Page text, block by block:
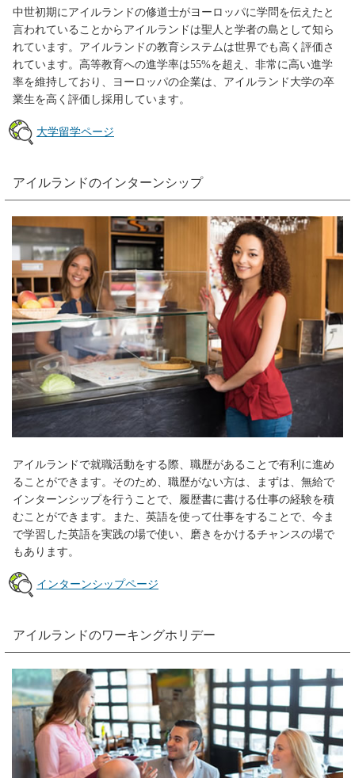
中世初期にアイルランドの修道士がヨーロッパに学問を伝えたと
言われていることからアイルランドは聖人と学者の島として知ら
れています。アイルランドの教育システムは世界でも高く評価さ
れています。高等教育への進学率は55%を超え、非常に高い進学
率を維持しており、ヨーロッパの企業は、アイルランド大学の卒
業生を高く評価し採用しています。
大学留学ページ
アイルランドのインターンシップ
アイルランドで就職活動をする際、職歴があることで有利に進め
ることができます。そのため、職歴がない方は、まずは、無給で
インターンシップを行うことで、履歴書に書ける仕事の経験を積
むことができます。また、英語を使って仕事をすることで、今ま
で学習した英語を実践の場で使い、磨きをかけるチャンスの場で
もあります。
インターンシップページ
アイルランドのワーキングホリデー